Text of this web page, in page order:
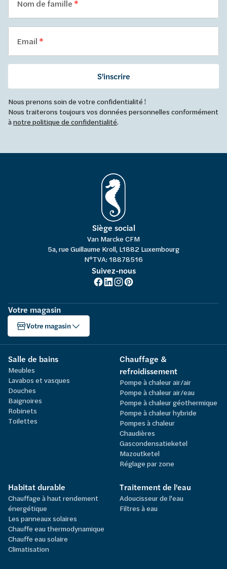
Nom de famille
Email
S'inscrire
Nous prenons soin de votre confidentialité !
Nous traiterons toujours vos données personnelles conformément
ànotre politique de confidentialité.
Siège social
Van Marcke CFM
5a, rue Guillaume Kroll, L1882 Luxembourg
N°TVA: 18878516
Suivez-nous
Votre magasin
Votre magasin
Salle de bains
Meubles
Lavabos et vasques
Douches
Baignoires
Robinets
Toilettes
Chauffage &
refroidissement
Pompe à chaleur air/air
Pompe à chaleur air/eau
Pompe à chaleur géothermique
Pompe à chaleur hybride
Pompes à chaleur
Chaudières
Gascondensatieketel
Mazoutketel
Réglage par zone
Habitat durable
Chauffage à haut rendement
énergétique
Les panneaux solaires
Chauffe eau thermodynamique
Chauffe eau solaire
Climatisation
Traitement de l'eau
Adoucisseur de l'eau
Filtres à eau